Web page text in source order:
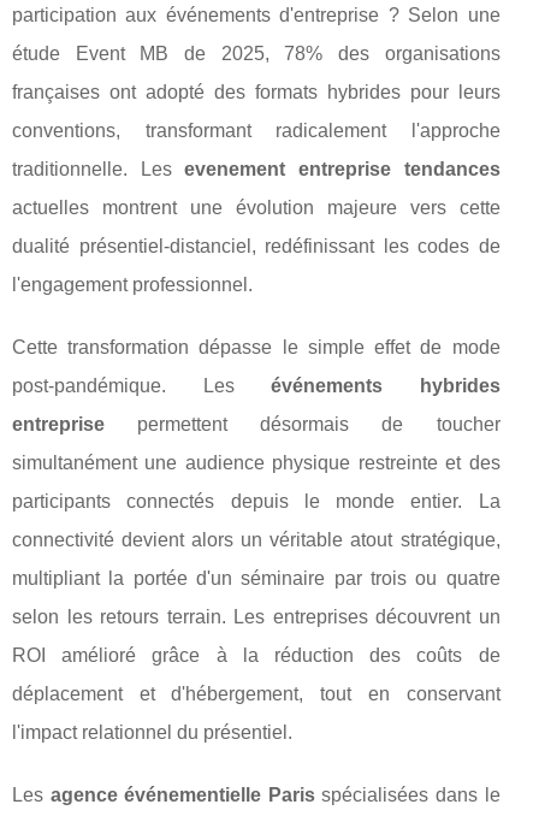
participation aux événements d'entreprise ? Selon une
étude Event MB de 2025, 78% des organisations
françaises ont adopté des formats hybrides pour leurs
conventions, transformant radicalement l'approche
traditionnelle. Lesevenement entreprise tendances
actuelles montrent une évolution majeure vers cette
dualité présentiel-distanciel, redéfinissant les codes de
l'engagement professionnel.
Cette transformation dépasse le simple effet de mode
post-pandémique. Lesévénements hybrides
entreprise permettent désormais de toucher
simultanément une audience physique restreinte et des
participants connectés depuis le monde entier. La
connectivité devient alors un véritable atout stratégique,
multipliant la portée d'un séminaire par trois ou quatre
selon les retours terrain. Les entreprises découvrent un
ROI amélioré grâce à la réduction des coûts de
déplacement et d'hébergement, tout en conservant
l'impact relationnel du présentiel.
Les agence événementielle Parisspécialisées dans le